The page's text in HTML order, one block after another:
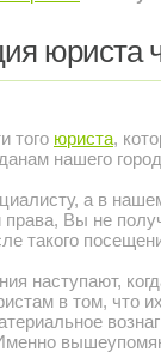
юриста
того юриста,
нашего
а в нашем
Вы не
такого
наступают,
в том, что